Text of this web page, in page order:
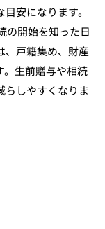
安になります。
の開始を知った日
、戸籍集め、財産
。生前贈与や相続
らしやすくなりま